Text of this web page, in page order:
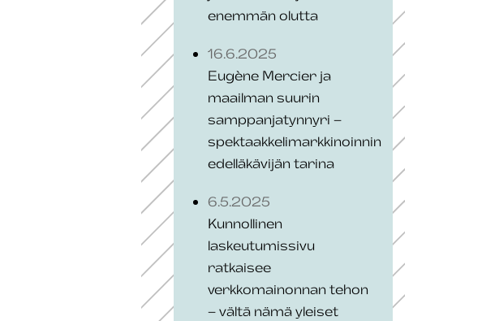
enemmän olutta
16.6.2025
Eugène Mercier ja
maailman suurin
samppanjatynnyri –
spektaakkelimarkkinoinnin
edelläkävijän tarina
6.5.2025
Kunnollinen
laskeutumissivu
ratkaisee
verkkomainonnan tehon
– vältä nämä yleiset